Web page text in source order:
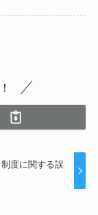
度に関する誤